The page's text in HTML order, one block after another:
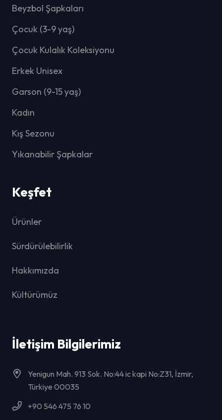
Beyzbol Şapkaları
Çocuk (3-9 yaş)
Çocuk Kulalık Koleksiyonu
Erkek Unisex
Garson (9-15 yaş)
Kadın
Kış Sezonu
Yıkanabilir Şapkalar
Keşfet
Ürünler
Sürdürülebilirlik
Hakkımızda
Kültürümüz
İletişim Bilgilerimiz
Yenigun Mah. 913 Sok. No:44 ic kapi No:Z31, İzmir,
Türkiye 00035
+90 546 475 76 10